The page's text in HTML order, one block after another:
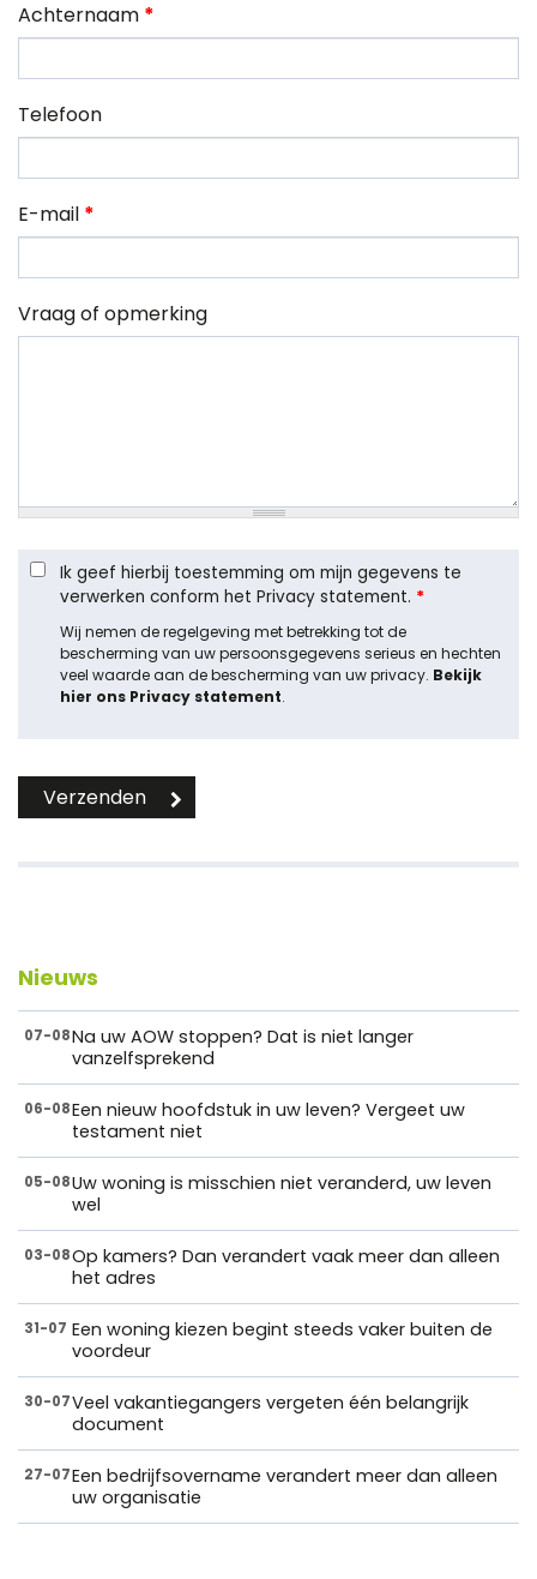
Achternaam *
Telefoon
E-mail *
Vraag of opmerking
Ik geef hierbij toestemming om mijn gegevens te
verwerken conform het Privacy statement. *
Wij nemen de regelgeving met betrekking tot de
bescherming van uw persoonsgegevens serieus en hechten
veel waarde aan de bescherming van uw privacy. Bekijk
hier ons Privacy statement.
Nieuws
07-08Na uw AOW stoppen? Dat is niet langer
vanzelfsprekend
06-08Een nieuw hoofdstuk in uw leven? Vergeet uw
testament niet
05-08Uw woning is misschien niet veranderd, uw leven
wel
03-08Op kamers? Dan verandert vaak meer dan alleen
het adres
31-07 Een woning kiezen begint steeds vaker buiten de
voordeur
30-07Veel vakantiegangers vergeten één belangrijk
document
27-07Een bedrijfsovername verandert meer dan alleen
uw organisatie